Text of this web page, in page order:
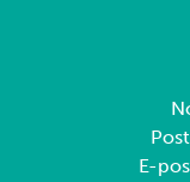
E-